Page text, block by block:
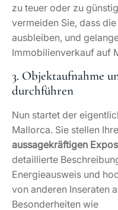
zu teuer oder zu
vermeiden Sie, dass
ausbleiben, und
Immobilienverkauf auf
3. Objektaufnahme
durchführen
Nun startet der
Mallorca. Sie stellen
aussagekräftigen
detaillierte
Energieausweis und
von anderen Inseraten
Besonderheiten wie